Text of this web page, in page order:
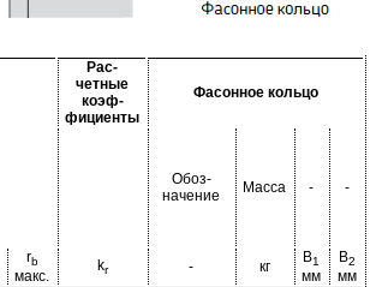
Рас-
четные
коэф-
фициенты
Фасонное кольцо
Обоз-
начение
Масса - -
rb
макс.
kr - кг
B1
мм
B2
мм